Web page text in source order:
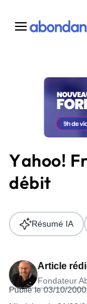
Toutes les actus
Actus SEO
Plateforme
Solutions
Ressources
Audit SEO
Yahoo!
débit
Article
Fondateur
Publié le 03/10/
Résumé IA